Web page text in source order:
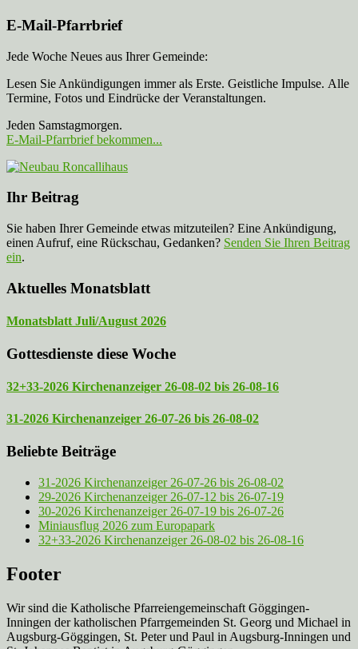
E-Mail-Pfarrbrief
Jede Woche Neues aus Ihrer Gemeinde:
Lesen Sie Ankündigungen immer als Erste. Geistliche Impulse. Alle
Termine, Fotos und Eindrücke der Veranstaltungen.
Jeden Samstagmorgen.
E-Mail-Pfarrbrief bekommen...
Ihr Beitrag
Sie haben Ihrer Gemeinde etwas mitzuteilen? Eine Ankündigung,
einen Aufruf, eine Rückschau, Gedanken? Senden Sie Ihren Beitrag
ein.
Aktuelles Monatsblatt
Monatsblatt Juli/August 2026
Gottesdienste diese Woche
32+33-2026 Kirchenanzeiger 26-08-02 bis 26-08-16
31-2026 Kirchenanzeiger 26-07-26 bis 26-08-02
Beliebte Beiträge
31-2026 Kirchenanzeiger 26-07-26 bis 26-08-02
29-2026 Kirchenanzeiger 26-07-12 bis 26-07-19
30-2026 Kirchenanzeiger 26-07-19 bis 26-07-26
Miniausflug 2026 zum Europapark
32+33-2026 Kirchenanzeiger 26-08-02 bis 26-08-16
Footer
Wir sind die Katholische Pfarreien­gemeinschaft Göggingen-
Inningen der katholischen Pfarrgemeinden St. Georg und Michael in
Augsburg-Göggingen, St. Peter und Paul in Augsburg-Inningen und